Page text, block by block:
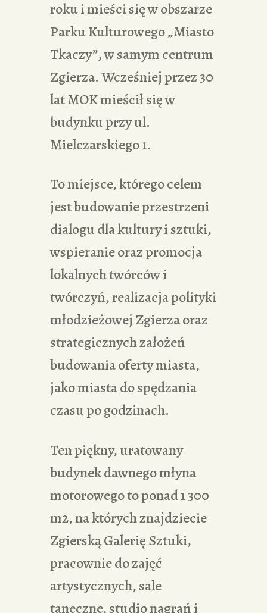
roku i mieści się w obszarze
Parku Kulturowego „Miasto
Tkaczy”, w samym centrum
Zgierza. Wcześniej przez 30
lat MOK mieścił się w
budynku przy ul.
Mielczarskiego 1.
To miejsce, którego celem
jest budowanie przestrzeni
dialogu dla kultury i sztuki,
wspieranie oraz promocja
lokalnych twórców i
twórczyń, realizacja polityki
młodzieżowej Zgierza oraz
strategicznych założeń
budowania oferty miasta,
jako miasta do spędzania
czasu po godzinach.
Ten piękny, uratowany
budynek dawnego młyna
motorowego to ponad 1 300
m2, na których znajdziecie
Zgierską Galerię Sztuki,
pracownie do zajęć
artystycznych, sale
taneczne, studio nagrań i